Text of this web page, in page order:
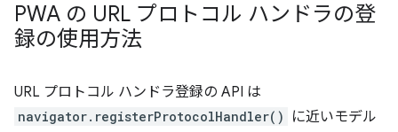
PWA の URL プロトコル ハンドラの登
録の使用方法
URL プロトコル ハンドラ登録の API は
navigator.registerProtocolHandler()
に近いモデル